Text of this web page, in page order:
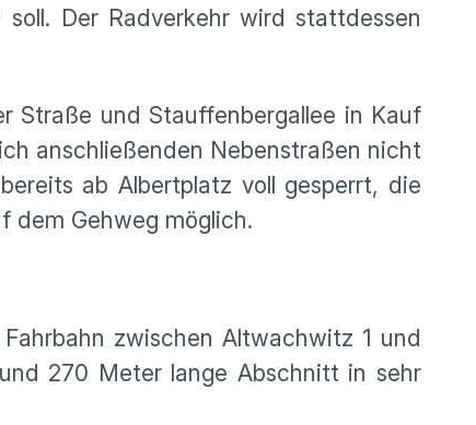
Der Radverkehr wird stattdessen
Straße und Stauffenbergallee in Kauf
anschließenden Nebenstraßen nicht
ab Albertplatz voll gesperrt, die
dem Gehweg möglich.
zwischen Altwachwitz 1 und
270 Meter lange Abschnitt in sehr